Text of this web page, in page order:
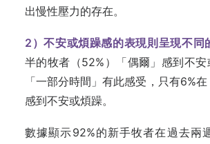
出慢性壓力的存在。
2 ）不安或煩躁感的表現則呈現不同
半的牧者（52%）「偶爾」感到不安
「一部分時間」有此感受，只有6%在
感到不安或煩躁。
數據顯示92%的新手牧者在過去兩